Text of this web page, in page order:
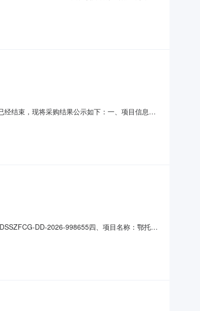
要信息主要标的名称：保密柜规格型号（
结束，现将采购结果公示如下：一、项目信息项
:70816（人民币）成交供应商
DD-2026-998655四、项目名称：鄂托克
所采购办公用品规格型号（或服务